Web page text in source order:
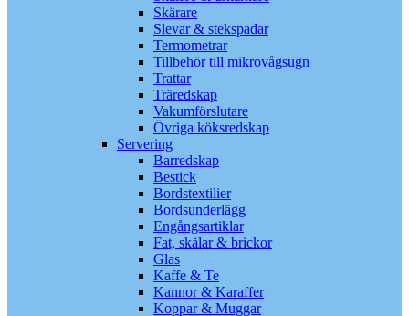
Skärare
Slevar & stekspadar
Termometrar
Tillbehör till mikrovågsugn
Trattar
Träredskap
Vakumförslutare
Övriga köksredskap
Servering
Barredskap
Bestick
Bordstextilier
Bordsunderlägg
Engångsartiklar
Fat, skålar & brickor
Glas
Kaffe & Te
Kannor & Karaffer
Koppar & Muggar